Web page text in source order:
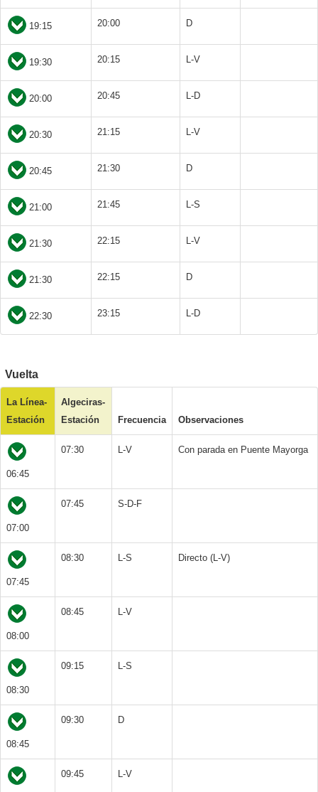
19:15 20:00 D
19:30 20:15 L-V
20:00 20:45 L-D
20:30 21:15 L-V
20:45 21:30 D
21:00 21:45 L-S
21:30 22:15 L-V
21:30 22:15 D
22:30 23:15 L-D
Vuelta
La Línea-
Estación
Algeciras-
Estación
Frecuencia Observaciones
06:45
07:30 L-V Con parada en Puente Mayorga
07:00
07:45 S-D-F
07:45
08:30 L-S Directo (L-V)
08:00
08:45 L-V
08:30
09:15 L-S
08:45
09:30 D
09:45 L-V